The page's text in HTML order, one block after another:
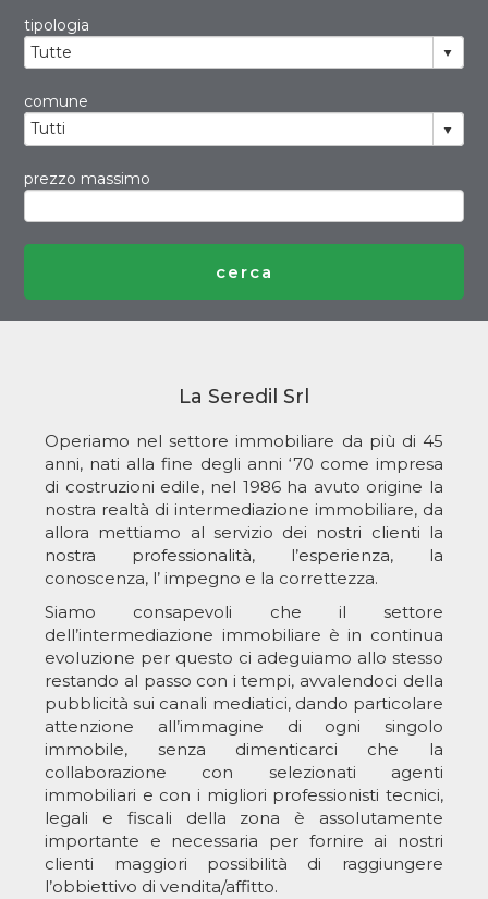
tipologia
comune
prezzo massimo
La Seredil Srl
Operiamo nel settore immobiliare da più di 45
anni, nati alla fine degli anni ‘70 come impresa
di costruzioni edile, nel 1986 ha avuto origine la
nostra realtà di intermediazione immobiliare, da
allora mettiamo al servizio dei nostri clienti la
nostra professionalità, l’esperienza, la
conoscenza, l’ impegno e la correttezza.
Siamo consapevoli che il settore
dell’intermediazione immobiliare è in continua
evoluzione per questo ci adeguiamo allo stesso
restando al passo con i tempi, avvalendoci della
pubblicità sui canali mediatici, dando particolare
attenzione all’immagine di ogni singolo
immobile, senza dimenticarci che la
collaborazione con selezionati agenti
immobiliari e con i migliori professionisti tecnici,
legali e fiscali della zona è assolutamente
importante e necessaria per fornire ai nostri
clienti maggiori possibilità di raggiungere
l’obbiettivo di vendita/affitto.